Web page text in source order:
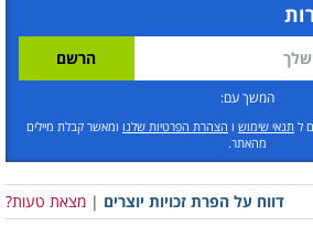
המשך עם:
ל תנאי שימוש ו הצהרת הפרטיות שלנו ומאשר קבלת מיילים
מהאתר.
דווח על הפרת זכויות יוצרים | מצאת טעות?